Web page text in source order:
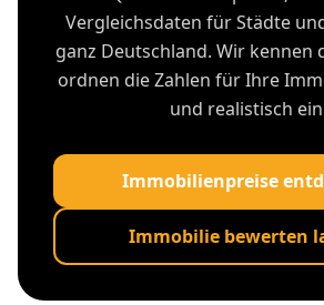
Vergleichsdaten für Städte
ganz Deutschland. Wir kennen
ordnen die Zahlen für Ihre
und realistisch
Immobilienpreise
Immobilie bewerten